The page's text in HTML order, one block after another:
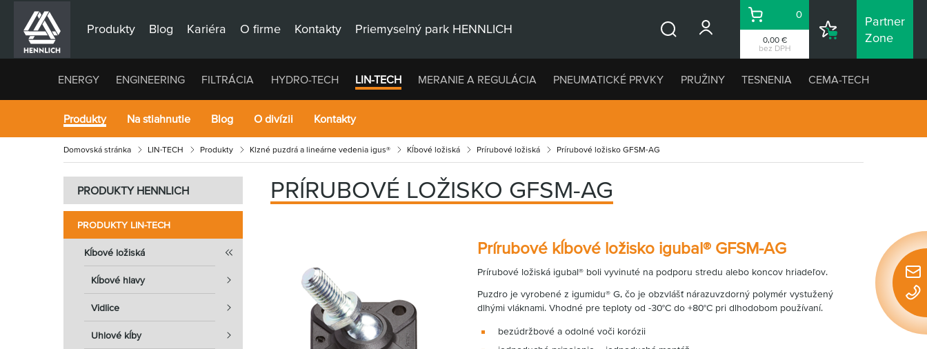
Produkty Blog Kariéra O firme Kontakty Priemyselný park HENNLICH
0,00 €
bez DPH
Košík
0
Nákupný
Partner
Zone
ENERGY ENGINEERING FILTRÁCIA HYDRO-TECH LIN-TECH MERANIE A REGULÁCIA PNEUMATICKÉ PRVKY PRUŽINY TESNENIA CEMA-TECH
Produkty Na stiahnutie Blog O divízii Kontakty
Domovská stránka LIN-TECH Produkty Klzné puzdrá a lineárne vedenia igus® Kĺbové ložiská Prírubové ložiská Prírubové ložisko GFSM-AG
PRODUKTY HENNLICH
PRODUKTY LIN-TECH
Kĺbové ložiská
Kĺbové hlavy
Vidlice
Uhlové kĺby
PRÍRUBOVÉ LOŽISKO GFSM-AG
Prírubové kĺbové ložisko igubal® GFSM-AG
Prírubové ložiská igubal® boli vyvinuté na podporu stredu alebo koncov hriadeľov.
Puzdro je vyrobené z igumidu® G, čo je obzvlášť nárazuvzdorný polymér vystužený
dlhými vláknami. Vhodné pre teploty od -30°C do +80°C pri dlhodobom používaní.
bezúdržbové a odolné voči korózii